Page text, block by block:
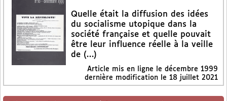
Quelle était la diffusion des idées
du socialisme utopique dans la
société française et quelle pouvait
être leur influence réelle à la veille
de (…)
Article mis en ligne le décembre 1999
dernière modification le 18 juillet 2021